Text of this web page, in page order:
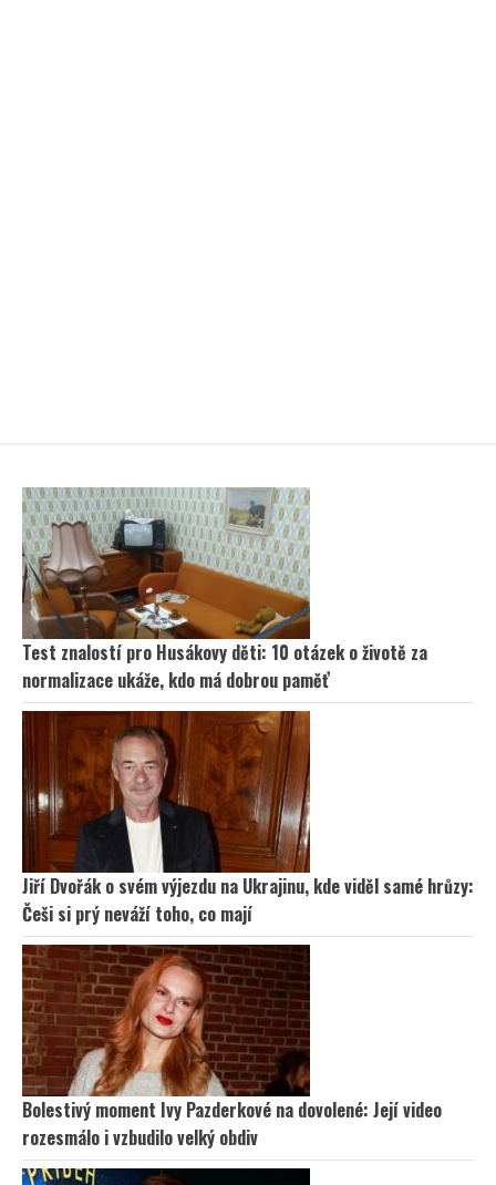
Test znalostí pro Husákovy děti: 10 otázek o životě za
normalizace ukáže, kdo má dobrou paměť
Jiří Dvořák o svém výjezdu na Ukrajinu, kde viděl samé hrůzy:
Češi si prý neváží toho, co mají
Bolestivý moment Ivy Pazderkové na dovolené: Její video
rozesmálo i vzbudilo velký obdiv